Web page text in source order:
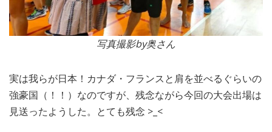
写真撮影by奥さん
実は我らが日本！カナダ・フランスと肩を並べるぐらいの
強豪国（！！）なのですが、残念ながら今回の大会出場は
見送ったようした。とても残念 >_<